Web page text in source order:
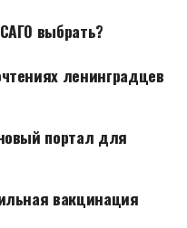
выбрать?
ленинградцев
портал для
вакцинация